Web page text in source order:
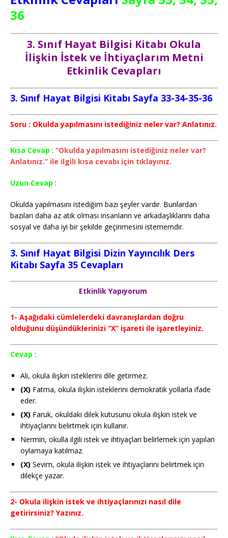
36
3. Sınıf Hayat Bilgisi Kitabı Okula
İlişkin İstek ve İhtiyaçlarım Metni
Etkinlik Cevapları
3. Sınıf Hayat Bilgisi Kitabı Sayfa 33-34-35-36
Soru : Okulda yapılmasını istediğiniz neler var? Anlatınız.
Kısa Cevap : “Okulda yapılmasını istediğiniz neler var?
Anlatınız.” ile ilgili kısa cevabı için tıklayınız.
Uzun Cevap :
Okulda yapılmasını istediğim bazı şeyler vardır. Bunlardan
bazıları daha az atık olması insanların ve arkadaşlıklarını daha
sosyal ve daha iyi bir şekilde geçinmesini istememdir.
3. Sınıf Hayat Bilgisi Dizin Yayıncılık Ders
Kitabı Sayfa 35 Cevapları
Etkinlik Yapıyorum
1- Aşağıdaki cümlelerdeki davranışlardan doğru
olduğunu düşündüklerinizi “X” işareti ile işaretleyiniz.
Cevap :
Ali, okula ilişkin isteklerini dile getirmez.
(X) Fatma, okula ilişkin isteklerini demokratik yollarla ifade
eder.
(X) Faruk, okuldaki dilek kutusunu okula ilişkin istek ve
ihtiyaçlarını belirtmek için kullanır.
Nermin, okulla ilgili istek ve ihtiyaçları belirlemek için yapılan
oylamaya katılmaz.
(X) Sevim, okula ilişkin istek ve ihtiyaçlarını belirtmek için
dilekçe yazar.
2- Okula ilişkin istek ve ihtiyaçlarınızı nasıl dile
getirirsiniz? Yazınız.